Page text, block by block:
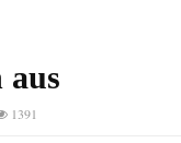
aus
1391